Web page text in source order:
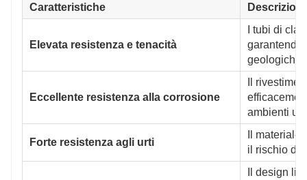
Caratteristiche
Elevata resistenza e tenacità
I tubi di
garantendo
geologiche
Eccellente resistenza alla corrosione
Il
ambienti
Forte resistenza agli urti
Il
il rischio di
Il design